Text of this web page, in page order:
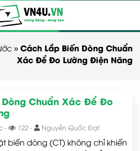
»Cách Lắp Biến Dòng Chuẩn
Xác Để Đo Lường Điện Năng
Chuẩn Xác Để Đo
- 122 - Nguyễn Quốc Đạt
biến dòng (CT) không chỉ khiến